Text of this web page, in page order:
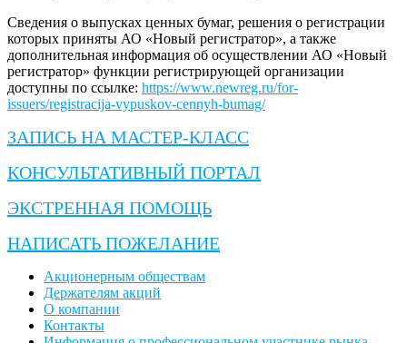
Сведения о выпусках ценных бумаг, решения о регистрации
которых приняты АО «Новый регистратор», а также
дополнительная информация об осуществлении АО «Новый
регистратор» функции регистрирующей организации
доступны по ссылке: https://www.newreg.ru/for-
issuers/registracija-vypuskov-cennyh-bumag/
ЗАПИСЬ НА МАСТЕР-КЛАСС
КОНСУЛЬТАТИВНЫЙ ПОРТАЛ
ЭКСТРЕННАЯ ПОМОЩЬ
НАПИСАТЬ ПОЖЕЛАНИЕ
Акционерным обществам
Держателям акций
О компании
Контакты